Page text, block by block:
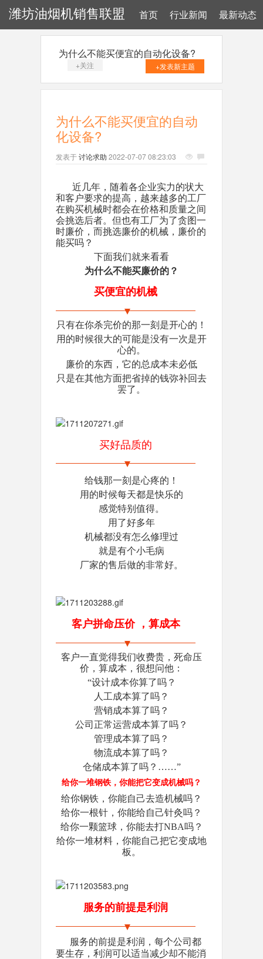
潍坊油烟机销售联盟 首页 行业新闻 最新动态
为什么不能买便宜的自动化设备?
+关注 +发表新主题
为什么不能买便宜的自动
化设备?
发表于讨论求助 2022-07-07 08:23:03
近几年，随着各企业实力的状大
和客户要求的提高，越来越多的工厂
在购买机械时都会在价格和质量之间
会挑选后者。但也有工厂为了贪图一
时廉价，而挑选廉价的机械，廉价的
能买吗？
下面我们就来看看
为什么不能买廉价的？
买便宜的机械
只有在你杀完价的那一刻是开心的！
用的时候很大的可能是没有一次是开
心的。
廉价的东西，它的总成本未必低
只是在其他方面把省掉的钱弥补回去
罢了。
买好品质的
给钱那一刻是心疼的！
用的时候每天都是快乐的
感觉特别值得。
用了好多年
机械都没有怎么修理过
就是有个小毛病
厂家的售后做的非常好。
客户拼命压价 ，算成本
客户一直觉得我们收费贵，死命压
价，算成本，很想问他：
“设计成本你算了吗？
人工成本算了吗？
营销成本算了吗？
公司正常运营成本算了吗？
管理成本算了吗？
物流成本算了吗？
仓储成本算了吗？……”
给你一堆钢铁，你能把它变成机械吗？
给你钢铁，你能自己去造机械吗？
给你一根针，你能给自己针灸吗？
给你一颗篮球，你能去打NBA吗？
给你一堆材料，你能自己把它变成地
板。
服务的前提是利润
服务的前提是利润，每个公司都
要生存，利润可以适当减少却不能消